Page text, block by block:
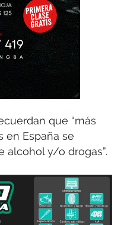
que “más
en España se
alcohol y/o drogas”.